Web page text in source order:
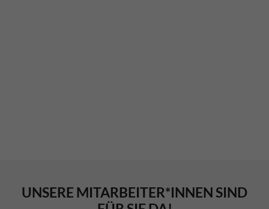
UNSERE MITARBEITER*INNEN SIND